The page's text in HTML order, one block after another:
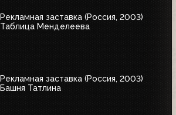
Рекламная заставка (Россия, 2003)
Таблица Менделеева
Рекламная заставка (Россия, 2003)
Башня Татлина